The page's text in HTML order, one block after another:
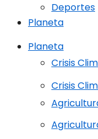
Planeta
Crisis
Deportes
Planeta
Crisis